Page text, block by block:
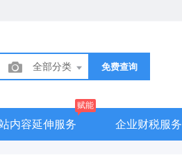
全部分类 免费查询
内容延伸服务
赋能
企业财税服务